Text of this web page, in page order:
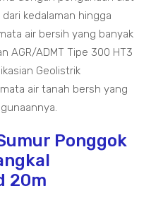
kedalaman hingga
air bersih yang banyak
AGR/ADMT Tipe 300 HT3
Geolistrik
air tanah bersh yang
Ponggok
20m